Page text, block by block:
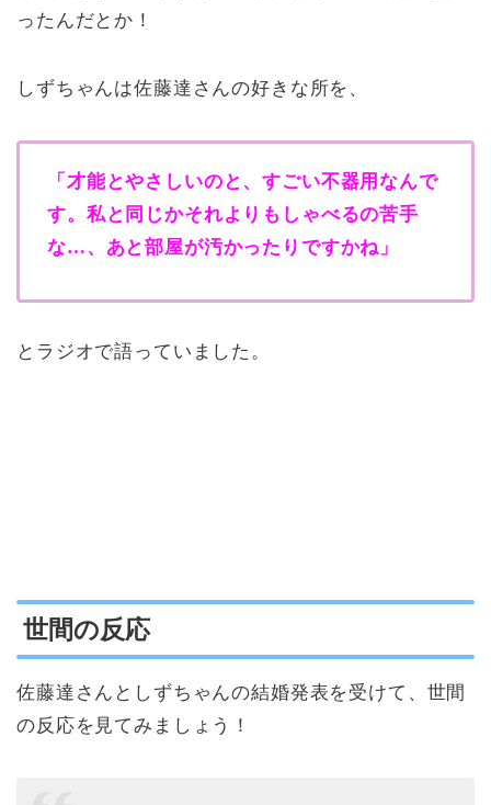
ったんだとか！
しずちゃんは佐藤達さんの好きな所を、
「才能とやさしいのと、すごい不器用なんで
す。私と同じかそれよりもしゃべるの苦手
な…、あと部屋が汚かったりですかね」
とラジオで語っていました。
世間の反応
佐藤達さんとしずちゃんの結婚発表を受けて、世間
の反応を見てみましょう！